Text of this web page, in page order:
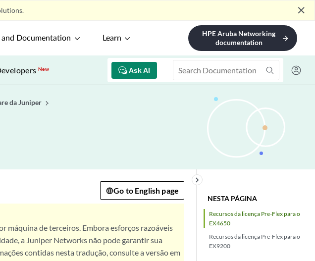
close
Documentation Learn
HPE Aruba Networking
documentation
arrow_forward
Ask AI
New
da Juniper
NESTA PÁGINA
Recursos da licença Pre-Flex para o
EX4650
Recursos da licença Pre-Flex para o
EX9200
keyboard_arrow_right
Go to English page
máquina de terceiros. Embora esforços razoáveis
a Juniper Networks não pode garantir sua
contidas nesta tradução, consulte a versão em